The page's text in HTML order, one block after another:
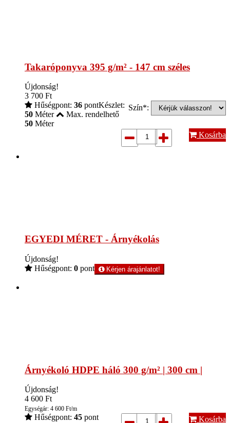
Takaróponyva 395 g/m² - 147 cm széles
Újdonság!
3 700 Ft
Hűségpont: 36 pont Szín*:
Készlet:
50 Méter
Max. rendelhető
50 Méter
Kosárba
EGYEDI MÉRET - Árnyékolás
Újdonság!
Hűségpont: 0 pont Kérjen árajánlatot!
Árnyékoló HDPE háló 300 g/m² | 300 cm |
Újdonság!
4 600 Ft
Egységár: 4 600 Ft/m
Hűségpont: 45 pont Kosárba